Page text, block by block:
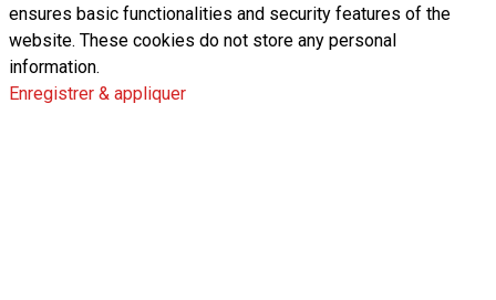
ensures basic functionalities and security features of the
website. These cookies do not store any personal
information.
Enregistrer & appliquer